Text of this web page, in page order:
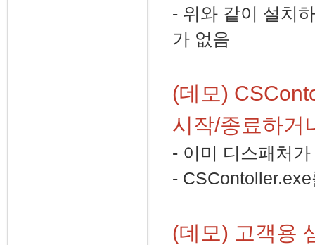
- 위와 같이 설치
가 없음
(데모)
시작/종료하거
- 이미 디스패처
-
(데모) 고객용